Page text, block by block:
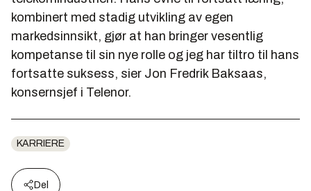
kombinert med stadig utvikling av egen
markedsinnsikt, gjør at han bringer vesentlig
kompetanse til sin nye rolle og jeg har tiltro til hans
fortsatte suksess, sier Jon Fredrik Baksaas,
konsernsjef i Telenor.
KARRIERE
Del